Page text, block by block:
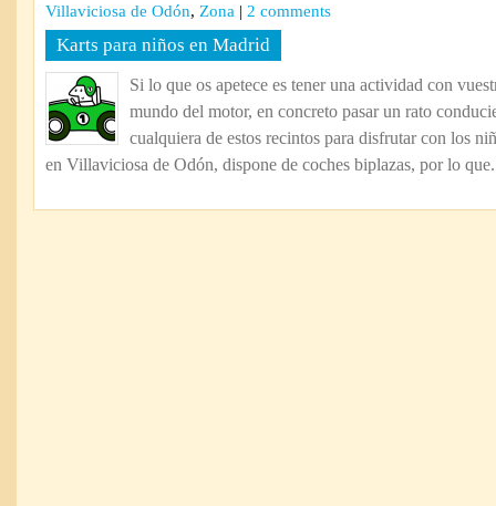
Villaviciosa de Odón, Zona | 2 comments
Karts para niños en Madrid
Si lo que os apetece es tener una actividad con
mundo del motor, en concreto pasar un rato
cualquiera de estos recintos para disfrutar con los
en Villaviciosa de Odón, dispone de coches biplazas, por lo